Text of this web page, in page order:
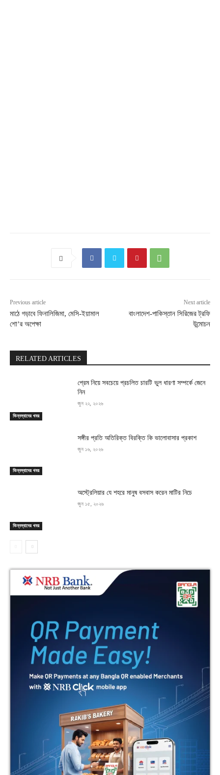
Previous article
মাঠে গড়াবে ফিনালিজিমা, মেসি-ইয়ামাল
শো’র অপেক্ষা
Next article
বাংলাদেশ-পাকিস্তান সিরিজের ট্রফি
উন্মোচন
RELATED ARTICLES
ভিন্নস্বাদের খবর
প্রেম নিয়ে সবচেয়ে প্রচলিত চারটি ভুল ধারণা সম্পর্কে জেনে
নিন
জুন ২২, ২০২৬
ভিন্নস্বাদের খবর
সঙ্গীর প্রতি অতিরিক্ত বিরক্তি কি ভালোবাসার প্রকাশ
জুন ১৬, ২০২৬
ভিন্নস্বাদের খবর
অস্ট্রেলিয়ার যে শহরে মানুষ বসবাস করেন মাটির নিচে
জুন ১৫, ২০২৬